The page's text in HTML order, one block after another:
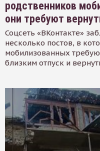
родственников
они требуют
Соцсеть «ВКонтакте»
несколько постов, в
мобилизованных
близким отпуск и